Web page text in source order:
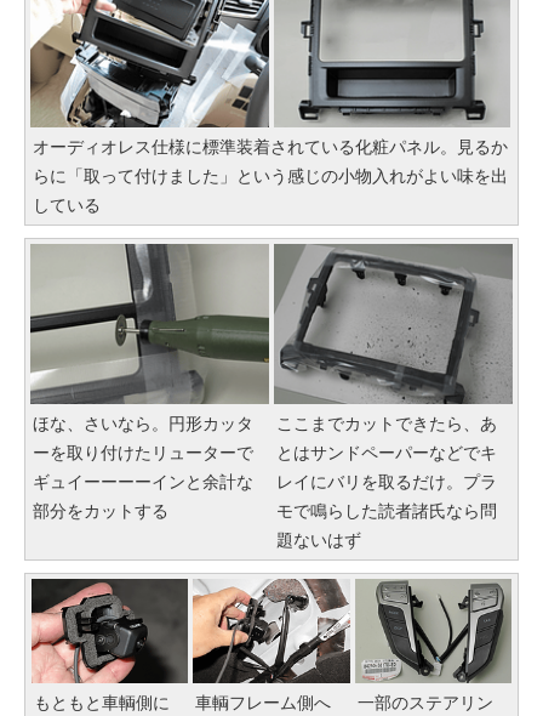
オーディオレス仕様に標準装着されている化粧パネル。見るか
らに「取って付けました」という感じの小物入れがよい味を出
している
ほな、さいなら。円形カッタ
ーを取り付けたリューターで
ギュイーーーーインと余計な
部分をカットする
ここまでカットできたら、あ
とはサンドペーパーなどでキ
レイにバリを取るだけ。プラ
モで鳴らした読者諸氏なら問
題ないはず
もともと車輌側に
車輌フレーム側へ
一部のステアリン